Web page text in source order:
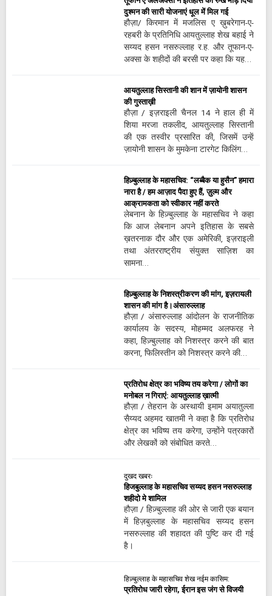
दुश्मन की सारी योजनाएं धूल में मिल गई
हौज़ा/ किरमान में मजलिस ए ख़ुबरेगान-ए-
रहबरी के प्रतिनिधि आयतुल्लाह शेख बहाई ने
सय्यद हसन नसरुल्लाह र.ह. और तूफान-ए-
अक्सा के शहीदों की बरसी पर कहा कि यह…
आयतुल्लाह सिस्तानी की शान में ज़ायोनी शासन
की गुस्ताख़ी
हौज़ा / इज़राइली चैनल 14 ने हाल ही में
शिया मरजा तकलीद, आयतुल्लाह सिस्तानी
की एक तस्वीर प्रसारित की, जिसमें उन्हें
ज़ायोनी शासन के मुमकेना टारगेट किलिंग…
हिज़्बुल्लाह के महासचिव: “लब्बैक या हुसैन” हमारा
नारा है / हम आज़ाद पैदा हुए हैं, ज़ुल्म और
आक्रामकता को स्वीकार नहीं करते
लेबनान के हिज़्बुल्लाह के महासचिव ने कहा
कि आज लेबनान अपने इतिहास के सबसे
ख़तरनाक दौर और एक अमेरिकी, इज़राइली
तथा अंतरराष्ट्रीय संयुक्त साज़िश का
सामना…
हिज़्बुल्लाह के निशस्त्रीकरण की मांग, इज़रायली
शासन की मांग है।अंसारुल्लाह
हौज़ा / अंसारुल्लाह आंदोलन के राजनीतिक
कार्यालय के सदस्य, मोहम्मद अलफरह ने
कहा, हिज़्बुल्लाह को निशस्त्र करने की बात
करना, फिलिस्तीन को निशस्त्र करने की…
प्रतिरोध क्षेत्र का भविष्य तय करेगा / लोगों का
मनोबल न गिराएं: आयतुल्लाह ख़ात्मी
हौज़ा / तेहरान के अस्थायी इमाम अयातुल्ला
सैय्यद अहमद खातमी ने कहा है कि प्रतिरोध
क्षेत्र का भविष्य तय करेगा, उन्होंने पत्रकारों
और लेखकों को संबोधित करते…
दुखद खबरः
हिजबुल्लाह के महासचिव सय्यद हसन नसरुल्लाह
शहीदो मे शामिल
हौज़ा / हिज़्बुल्लाह की ओर से जारी एक बयान
में हिज़बुल्लाह के महासचिव सय्यद हसन
नसरुल्लाह की शहादत की पुष्टि कर दी गई
है।
हिज़्बुल्लाह के महासचिव शेख नईम कासिम:
प्रतिरोध जारी रहेगा, ईरान इस जंग से विजयी